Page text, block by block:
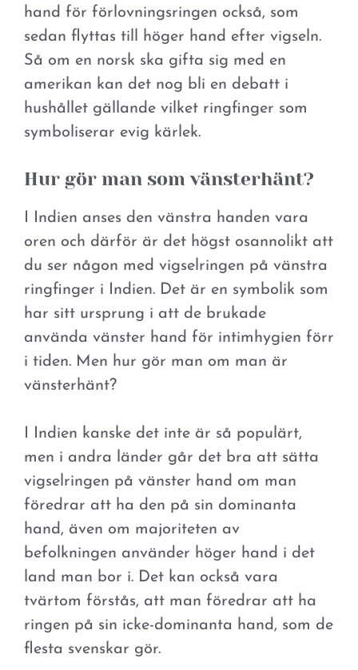
hand för förlovningsringen också, som
sedan flyttas till höger hand efter vigseln.
Så om en norsk ska gifta sig med en
amerikan kan det nog bli en debatt i
hushållet gällande vilket ringfinger som
symboliserar evig kärlek.
Hur gör man som vänsterhänt?
I Indien anses den vänstra handen vara
oren och därför är det högst osannolikt att
du ser någon med vigselringen på vänstra
ringfinger i Indien. Det är en symbolik som
har sitt ursprung i att de brukade
använda vänster hand för intimhygien förr
i tiden. Men hur gör man om man är
vänsterhänt?
I Indien kanske det inte är så populärt,
men i andra länder går det bra att sätta
vigselringen på vänster hand om man
föredrar att ha den på sin dominanta
hand, även om majoriteten av
befolkningen använder höger hand i det
land man bor i. Det kan också vara
tvärtom förstås, att man föredrar att ha
ringen på sin icke-dominanta hand, som de
flesta svenskar gör.